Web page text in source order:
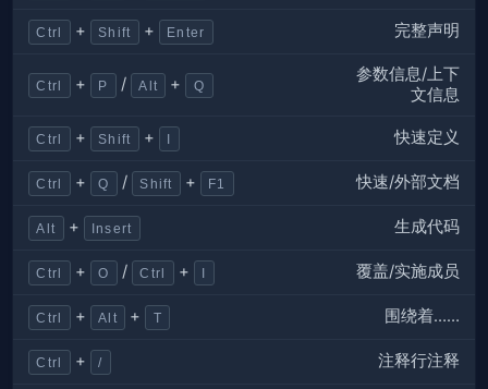
Ctrl + Shift + Enter 完整声明
Ctrl + P / Alt + Q
参数信息/上下
文信息
Ctrl + Shift + I 快速定义
Ctrl + Q / Shift + F1 快速/外部文档
Alt + Insert 生成代码
Ctrl + O / Ctrl + I 覆盖/实施成员
Ctrl + Alt + T 围绕着……
Ctrl + / 注释行注释